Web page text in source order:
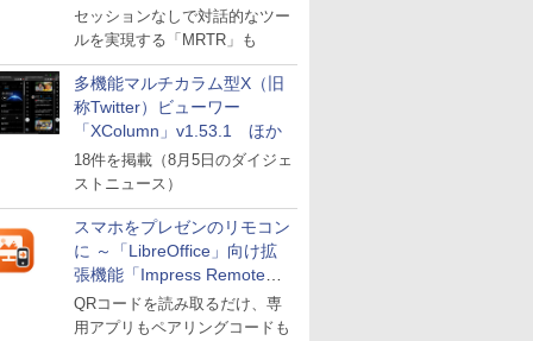
レスへ
セッションなしで対話的なツー
ルを実現する「MRTR」も
多機能マルチカラム型X（旧
称Twitter）ビューワー
「XColumn」v1.53.1 ほか
18件を掲載（8月5日のダイジェ
ストニュース）
スマホをプレゼンのリモコン
に ～「LibreOffice」向け拡
張機能「Impress Remote」
が公開
QRコードを読み取るだけ、専
用アプリもペアリングコードも